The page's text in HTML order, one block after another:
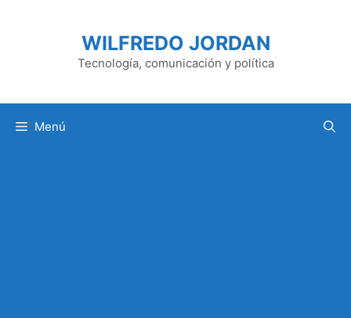
WILFREDO JORDAN
Tecnología, comunicación y política
Menú